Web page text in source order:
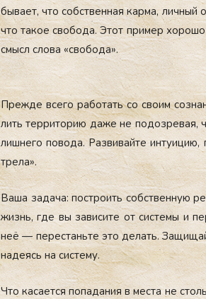
бы­ва­ет, что собс­твен­ная кар­ма,
что та­кое сво­бода. Этот при­мер
смысл сло­ва «сво­бода».
Преж­де все­го ра­ботать со сво­им
лить тер­ри­торию да­же не по­доз­ре­вая,
лиш­не­го по­вода. Раз­ви­вай­те
тре­ла».
Ва­ша за­дача: пос­тро­ить собс­твен­ную
жизнь, где вы за­виси­те от сис­те­мы и
неё — пе­рес­тань­те это де­лать.
на­де­ясь на сис­те­му.
Что ка­са­ет­ся по­пада­ния в мес­та не